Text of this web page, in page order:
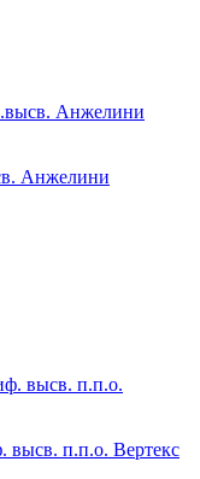
Анжелини
п.п.о. Вертекс